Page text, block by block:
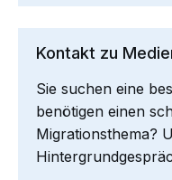
Kontakt zu
Sie suchen eine
benötigen einen
Migrationsthema?